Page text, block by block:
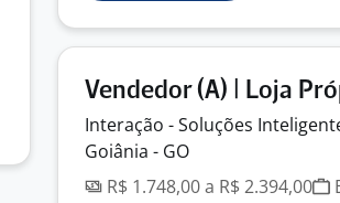
Vendedor (A) | Loja
Interação - Soluções
Goiânia - GO
R$ 1.748,00 a R$ 2.394,00